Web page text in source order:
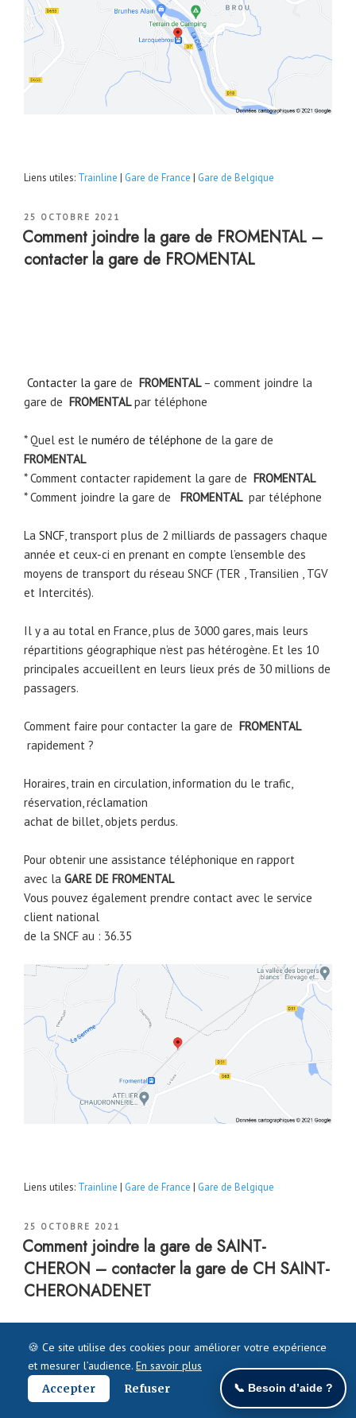
Liens utiles: Trainline | Gare de France | Gare de Belgique
PUBLIÉ
LE
25 OCTOBRE 2021
Comment joindre la gare de FROMENTAL –
contacter la gare de FROMENTAL
Contacter la gare de FROMENTAL– comment joindre la
gare de FROMENTALpar téléphone
* Quel est le numéro de téléphone de la gare de
FROMENTAL
* Comment contacter rapidement la gare de FROMENTAL
* Comment joindre la gare de
FROMENTALpar téléphone
La SNCF, transport plus de 2 milliards de passagers chaque
année et ceux-ci en prenant en compte l’ensemble des
moyens de transport du réseau SNCF (TER , Transilien , TGV
et Intercités).
Il y a au total en France, plus de 3000 gares, mais leurs
répartitions géographique n’est pas hétérogène. Et les 10
principales accueillent en leurs lieux prés de 30 millions de
passagers.
Comment faire pour contacter la gare de FROMENTAL
rapidement ?
Horaires, train en circulation, information du le trafic,
réservation, réclamation
achat de billet, objets perdus.
Pour obtenir une assistance téléphonique en rapport
avec la GARE DE FROMENTAL
Vous pouvez également prendre contact avec le service
client national
de la SNCF au : 36.35
Liens utiles: Trainline | Gare de France | Gare de Belgique
PUBLIÉ
LE
25 OCTOBRE 2021
Comment joindre la gare de SAINT-
CHERON – contacter la gare de CH SAINT-
CHERONADENET
🍪 Ce site utilise des cookies pour améliorer votre expérience
et mesurer l’audience. En savoir plus
Accepter
Refuser 📞 Besoin d’aide ?